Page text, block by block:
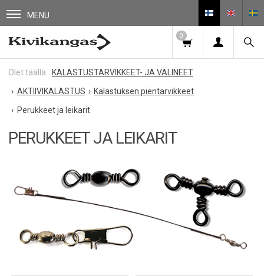
MENU
0
KALASTUSTARVIKKEET- JA VÄLINEET
AKTIIVIKALASTUS
Kalastuksen pientarvikkeet
Perukkeet ja leikarit
PERUKKEET JA LEIKARIT